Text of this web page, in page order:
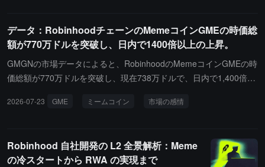
データ：RobinhoodチェーンのMemeコインGMEの時価総
額が770万ドルを突破し、日内で1400倍以上の上昇。
GMGNの市場データによると、RobinhoodのMemeコインGMEの時
価総額が770万ドルを突破し、現在738万ドルで、日内で1,400倍以
おり、市場の感情やホットなイベントに影響され、実際の価値の支
2026-07-23 GME ミームコイン 市場の感情
Robinhood 自社開発の L2 全景解析：Meme
の冷スタートから RWA の実現まで